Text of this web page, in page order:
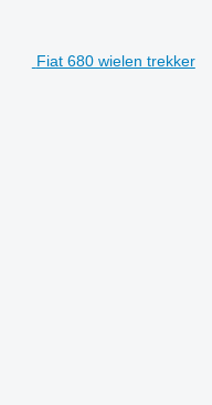
Fiat 680 wielen trekker